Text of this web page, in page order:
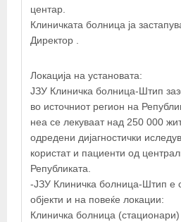
центар.
Клиничката болница ја
Директор .
Локација на установата:
ЈЗУ Клиничка болница-Штип
во источниот регион на
неа се лекуваат над 250 000
одредени дијагностички
користат и пациенти од
Републиката.
-ЈЗУ Клиничка болница-Штип е
објекти и на повеќе локации:
Клиничка болница (стационари)